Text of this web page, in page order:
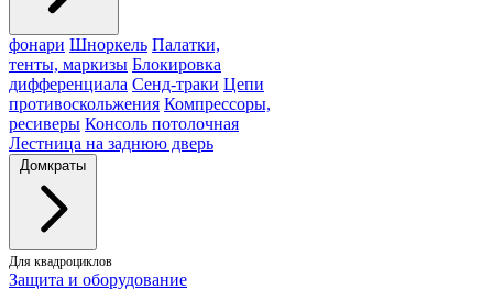
фонари Шноркель Палатки,
тенты, маркизы Блокировка
дифференциала Сенд-траки Цепи
противоскольжения Компрессоры,
ресиверы Консоль потолочная
Лестница на заднюю дверь
Домкраты
Для квадроциклов
Защита и оборудование